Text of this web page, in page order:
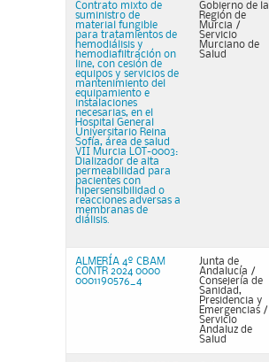
Contrato mixto de
suministro de
material fungible
para tratamientos de
hemodiálisis y
hemodiafiltración on
line, con cesión de
equipos y servicios de
mantenimiento del
equipamiento e
instalaciones
necesarias, en el
Hospital General
Universitario Reina
Sofía, área de salud
VII Murcia LOT-0003:
Dializador de alta
permeabilidad para
pacientes con
hipersensibilidad o
reacciones adversas a
membranas de
diálisis.
Gobierno de la
Región de
Murcia /
Servicio
Murciano de
Salud
ALMERÍA 4º CBAM
CONTR 2024 0000
0001190576_4
Junta de
Andalucía /
Consejería de
Sanidad,
Presidencia y
Emergencias /
Servicio
Andaluz de
Salud